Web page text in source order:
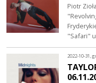
Piotr
"Safari"
2022-10-31,